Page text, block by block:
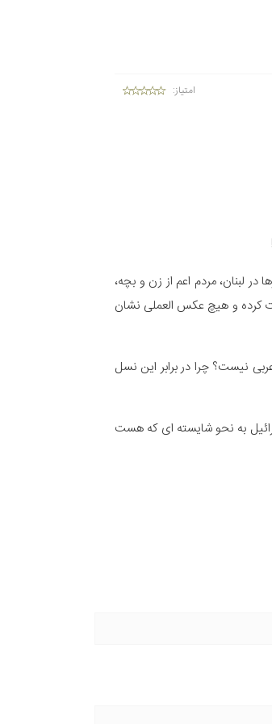
امتیاز:
داشتند: این روزها در لبنان، مردم اعم از زن و بچه،
کرده و هیچ عکس العملی نشان
نیست؟ چرا در برابر این نسل
به نحو شایسته ای که هست